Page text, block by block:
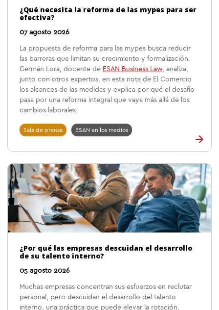
¿Qué necesita la reforma de las mypes para ser
efectiva?
07 agosto 2026
La propuesta de reforma para las mypes busca reducir
las barreras que limitan su crecimiento y formalización.
Germán Lora, docente de ESAN Business Law, analiza,
junto con otros expertos, en esta nota de El Comercio
los alcances de las medidas y explica por qué el desafío
pasa por una reforma integral que vaya más allá de los
cambios laborales.
Sala de prensa ESAN en los medios
¿Por qué las empresas descuidan el desarrollo
de su talento interno?
05 agosto 2026
Muchas empresas concentran sus esfuerzos en reclutar
personal, pero descuidan el desarrollo del talento
interno, una práctica que puede elevar la rotación,